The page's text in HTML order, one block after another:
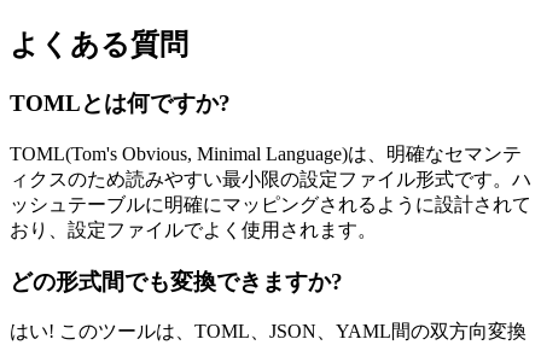
よくある質問
TOMLとは何ですか?
TOML(Tom's Obvious, Minimal Language)は、明確なセマンテ
ィクスのため読みやすい最小限の設定ファイル形式です。ハ
ッシュテーブルに明確にマッピングされるように設計されて
おり、設定ファイルでよく使用されます。
どの形式間でも変換できますか?
はい! このツールは、TOML、JSON、YAML間の双方向変換